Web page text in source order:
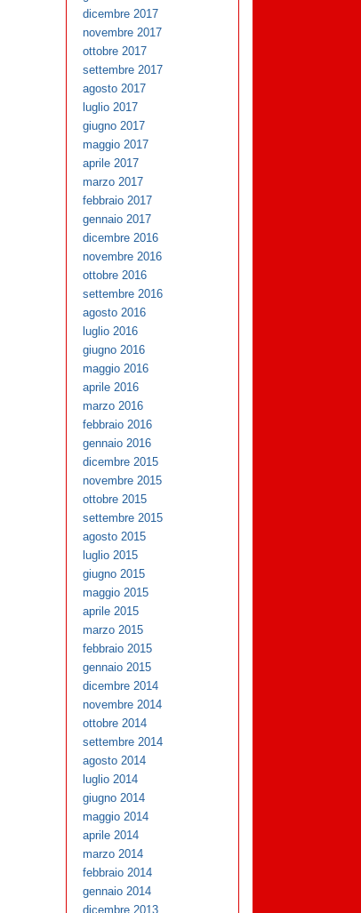
dicembre 2017
novembre 2017
ottobre 2017
settembre 2017
agosto 2017
luglio 2017
giugno 2017
maggio 2017
aprile 2017
marzo 2017
febbraio 2017
gennaio 2017
dicembre 2016
novembre 2016
ottobre 2016
settembre 2016
agosto 2016
luglio 2016
giugno 2016
maggio 2016
aprile 2016
marzo 2016
febbraio 2016
gennaio 2016
dicembre 2015
novembre 2015
ottobre 2015
settembre 2015
agosto 2015
luglio 2015
giugno 2015
maggio 2015
aprile 2015
marzo 2015
febbraio 2015
gennaio 2015
dicembre 2014
novembre 2014
ottobre 2014
settembre 2014
agosto 2014
luglio 2014
giugno 2014
maggio 2014
aprile 2014
marzo 2014
febbraio 2014
gennaio 2014
dicembre 2013